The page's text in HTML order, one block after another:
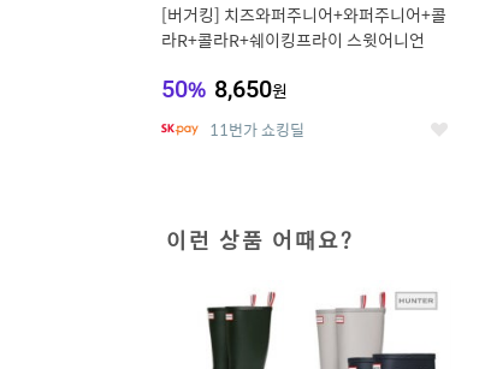
[버거킹] 치즈와퍼주니어+와퍼주니어+콜
라R+콜라R+쉐이킹프라이 스윗어니언
50% 8,650원
11번가 쇼킹딜 좋
이런 상품 어때요?